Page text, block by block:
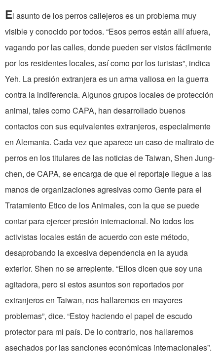
El asunto de los perros callejeros es un problema muy
visible y conocido por todos. “Esos perros están allí afuera,
vagando por las calles, donde pueden ser vistos fácilmente
por los residentes locales, así como por los turistas”, indica
Yeh. La presión extranjera es un arma valiosa en la guerra
contra la indiferencia. Algunos grupos locales de protección
animal, tales como CAPA, han desarrollado buenos
contactos con sus equivalentes extranjeros, especialmente
en Alemania. Cada vez que aparece un caso de maltrato de
perros en los titulares de las noticias de Taiwan, Shen Jung-
chen, de CAPA, se encarga de que el reportaje llegue a las
manos de organizaciones agresivas como Gente para el
Tratamiento Etico de los Animales, con la que se puede
contar para ejercer presión internacional. No todos los
activistas locales están de acuerdo con este método,
desaprobando la excesiva dependencia en la ayuda
exterior. Shen no se arrepiente. “Ellos dicen que soy una
agitadora, pero si estos asuntos son reportados por
extranjeros en Taiwan, nos hallaremos en mayores
problemas”, dice. “Estoy haciendo el papel de escudo
protector para mi país. De lo contrario, nos hallaremos
asechados por las sanciones económicas internacionales”.